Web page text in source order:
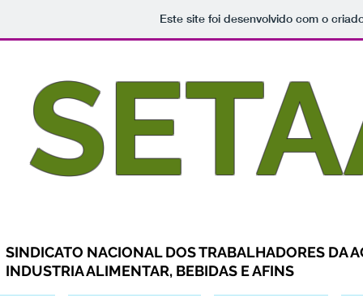
Este site foi desenvolvido com o
SINDICATO NACIONAL DOS TRABALHADORES DA
INDUSTRIA ALIMENTAR, BEBIDAS E AFINS